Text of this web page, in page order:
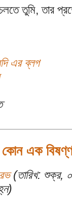
তুমি, তার
এর ব্লগ
কোন এক
(তারিখ: শুক্র,